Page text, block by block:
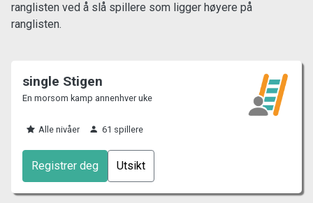
ranglisten ved å slå spillere som ligger høyere på
ranglisten.
single Stigen
En morsom kamp annenhver uke
Alle nivåer 61 spillere
Registrer deg Utsikt